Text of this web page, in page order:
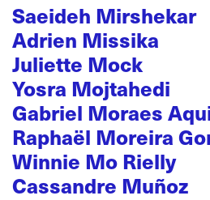
Saeideh Mirshekar
Adrien Missika
Juliette Mock
Yosra Mojtahedi
Gabriel Moraes
Raphaël Moreira
Winnie Mo Rielly
Cassandre Muñoz